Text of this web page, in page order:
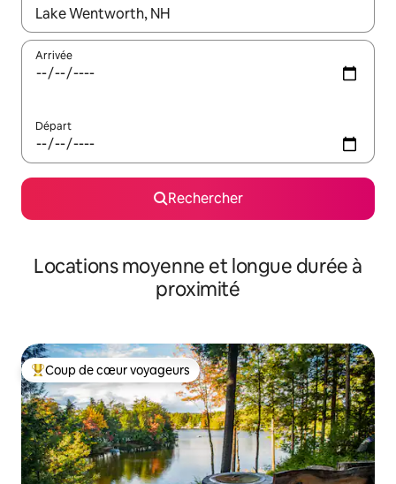
Lorsque les résultats s'affichent, utilisez les flèches vers le
Arrivée
Départ
Rechercher
Locations moyenne et longue durée à
proximité
Coups de cœur voyageurs les plus appréciés
Coup de cœur voyageurs